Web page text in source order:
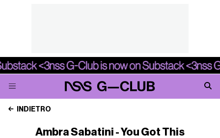
INDIETRO
Ambra Sabatini - You Got This